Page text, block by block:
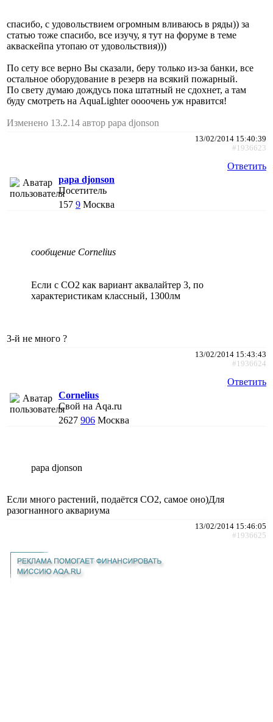
спасибо, с удовольствием огромным вливаюсь в ряды)) за
статью тоже спасибо, все изучу, я тут на форуме в теме
акваскейпа утопаю от удовольствия)))
По сету все верно Вы сказали, беру только из-за банки, все
остальное оборудование в резерв на всякий пожарный.
По свету думаю дождусь пока штатный не сдохнет, а там
буду смотреть на AquaLighter оооочень уж нравится!
Изменено 13.2.14 автор papa djonson
13/02/2014 15:40:39
#1936623
Ответить
papa djonson
Посетитель
157 9 Москва
сообщение Cornelius
Если с СО2 как вариант аквалайтер 3, по
характеристикам классный, 1300лм
3-й не много ?
13/02/2014 15:43:43
#1936624
Ответить
Cornelius
Свой на Aqa.ru
2627 906 Москва
papa djonson
Если много растений, подаётся СО2, самое оно)Для
разогнанного аквариума
13/02/2014 15:46:05
#1936625